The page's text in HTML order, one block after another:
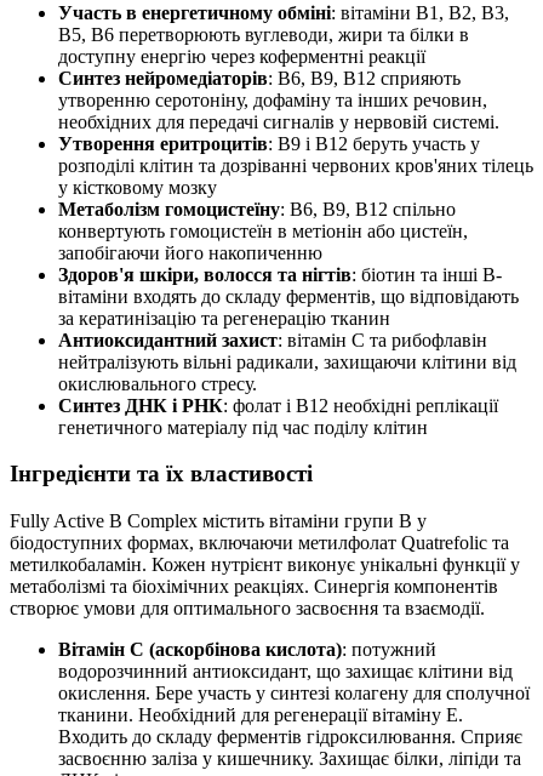
Участь в енергетичному обміні: вітаміни B1, B2, B3,
B5, B6 перетворюють вуглеводи, жири та білки в
доступну енергію через коферментні реакції
Синтез нейромедіаторів: B6, B9, B12 сприяють
утворенню серотоніну, дофаміну та інших речовин,
необхідних для передачі сигналів у нервовій системі.
Утворення еритроцитів: B9 і B12 беруть участь у
розподілі клітин та дозріванні червоних кров'яних тілець
у кістковому мозку
Метаболізм гомоцистеїну: B6, B9, B12 спільно
конвертують гомоцистеїн в метіонін або цистеїн,
запобігаючи його накопиченню
Здоров'я шкіри, волосся та нігтів: біотин та інші B-
вітаміни входять до складу ферментів, що відповідають
за кератинізацію та регенерацію тканин
Антиоксидантний захист: вітамін C та рибофлавін
нейтралізують вільні радикали, захищаючи клітини від
окислювального стресу.
Синтез ДНК і РНК: фолат і B12 необхідні реплікації
генетичного матеріалу під час поділу клітин
Інгредієнти та їх властивості
Fully Active B Complex містить вітаміни групи B у
біодоступних формах, включаючи метилфолат Quatrefolic та
метилкобаламін. Кожен нутрієнт виконує унікальні функції у
метаболізмі та біохімічних реакціях. Синергія компонентів
створює умови для оптимального засвоєння та взаємодії.
Вітамін С (аскорбінова кислота): потужний
водорозчинний антиоксидант, що захищає клітини від
окислення. Бере участь у синтезі колагену для сполучної
тканини. Необхідний для регенерації вітаміну E.
Входить до складу ферментів гідроксилювання. Сприяє
засвоєнню заліза у кишечнику. Захищає білки, ліпіди та